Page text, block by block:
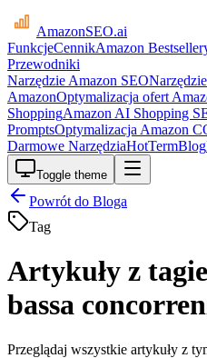
AmazonSEO.ai
FunkcjeCennikAmazon
Przewodniki
Narzędzie Amazon SEO
AmazonOptymalizacja ofert
ShoppingAmazon AI Shopping
PromptsOptymalizacja Amazon
Darmowe NarzędziaHotTermBlog
Toggle theme
Powrót do Bloga
Tag
Artykuły z
bassa
Przeglądaj wszystkie artykuły z